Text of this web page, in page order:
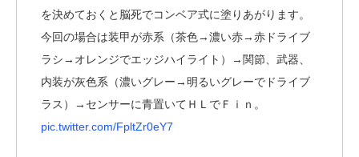
を決めておくと脳死でコンベア式に塗りあがります。
今回の場合は装甲が赤系（茶色→濃い赤→赤ドライブ
ラシ→オレンジでエッジハイライト）→関節、武器、
内装が灰色系（濃いグレー→明るいグレーでドライブ
ラス）→センサーに青置いてＨＬでＦｉｎ。
pic.twitter.com/FpltZr0eY7